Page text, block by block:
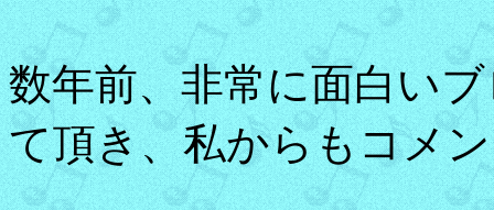
数年前、非常に面白い
て頂き、私からもコメ